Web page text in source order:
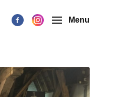
Menu